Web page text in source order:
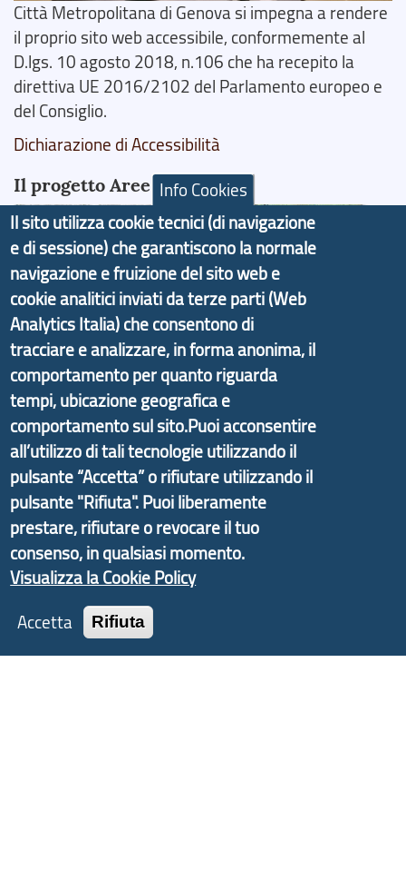
Città Metropolitana di Genova si impegna a rendere
il proprio sito web accessibile, conformemente al
D.lgs. 10 agosto 2018, n.106 che ha recepito la
direttiva UE 2016/2102 del Parlamento europeo e
del Consiglio.
Dichiarazione di Accessibilità
Il progetto Aree Interne
Il portale di marketing territoriale e sviluppo locale
di Genova Città Metropolitana si è sviluppato a
partire dal progetto nazionale Aree Interne
promosso dal Dipartimento per lo Sviluppo
Economico e finalizzato al rilancio socio-economico
delle valli dell’entroterra. In particolare fornisce
informazioni ed aggiornamenti sullaStrategia
d'Area Antola-Tigullio, in collaborazione con Regione
Liguria ed ANCI Liguria.
Copyright © 2017 Città metropolitana di Genova |
CF: 80007350103
Tecnologie e Accessibilità
Info Cookies
Il sito utilizza cookie tecnici (di navigazione
e di sessione) che garantiscono la normale
navigazione e fruizione del sito web e
cookie analitici inviati da terze parti (Web
Analytics Italia) che consentono di
tracciare e analizzare, in forma anonima, il
comportamento per quanto riguarda
tempi, ubicazione geografica e
comportamento sul sito.Puoi acconsentire
all’utilizzo di tali tecnologie utilizzando il
pulsante “Accetta” o rifiutare utilizzando il
pulsante "Rifiuta". Puoi liberamente
prestare, rifiutare o revocare il tuo
consenso, in qualsiasi momento.
Visualizza la Cookie Policy
Accetta
Rifiuta